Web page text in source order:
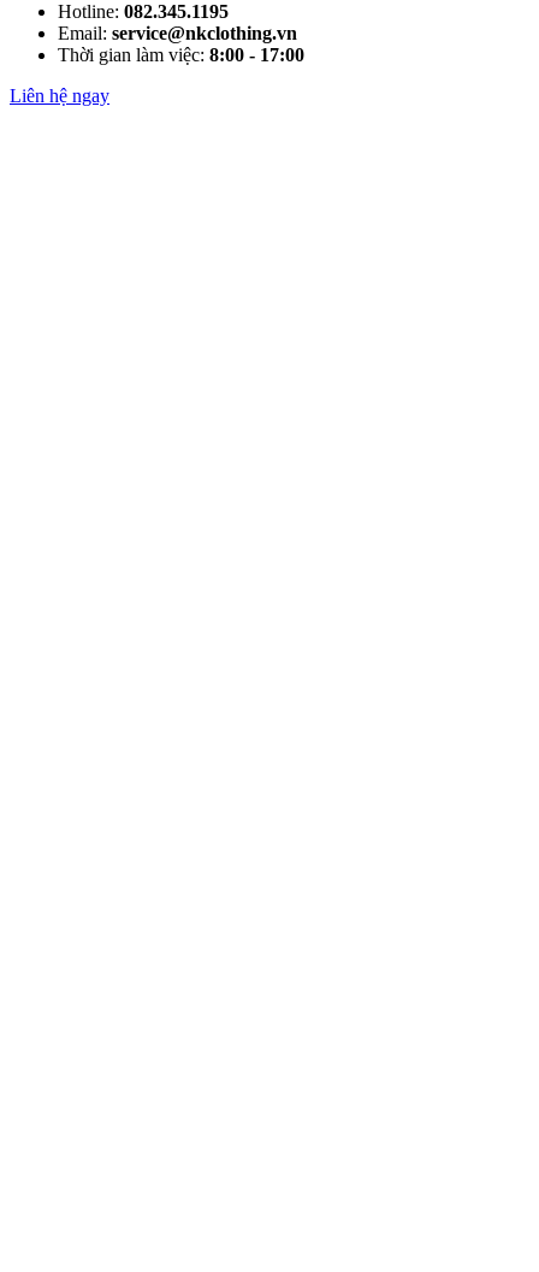
Hotline: 082.345.1195
Email: service@nkclothing.vn
Thời gian làm việc: 8:00 - 17:00
Liên hệ ngay